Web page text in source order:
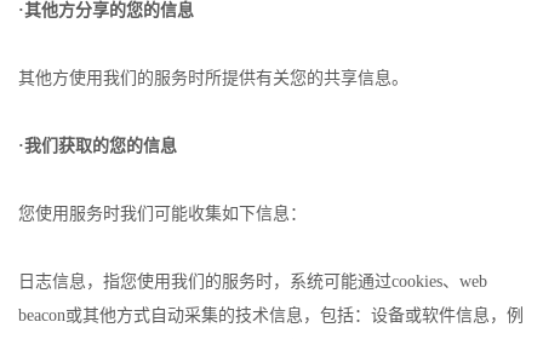
·其他方分享的您的信息
其他方使用我们的服务时所提供有关您的共享信息。
·我们获取的您的信息
您使用服务时我们可能收集如下信息：
日志信息，指您使用我们的服务时，系统可能通过cookies、web
beacon或其他方式自动采集的技术信息，包括：设备或软件信息，例